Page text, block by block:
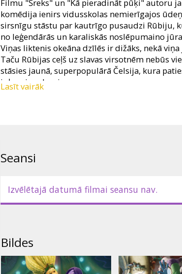
Filmu "Šreks" un "Kā pieradināt pūķi" autoru
komēdija ienirs vidusskolas nemierīgajos
sirsnīgu stāstu par kautrīgo pusaudzi Rūbiju,
no leģendārās un karaliskās noslēpumaino
Viņas liktenis okeāna dzīlēs ir dižāks, nekā
Taču Rūbijas ceļš uz slavas virsotnēm nebūs
stāsies jaunā, superpopulārā Čelsija, kura
ir ļauni nodomi.
Lasīt vairāk
Seansi
Izvēlētajā datumā filmai seansu nav.
Bildes